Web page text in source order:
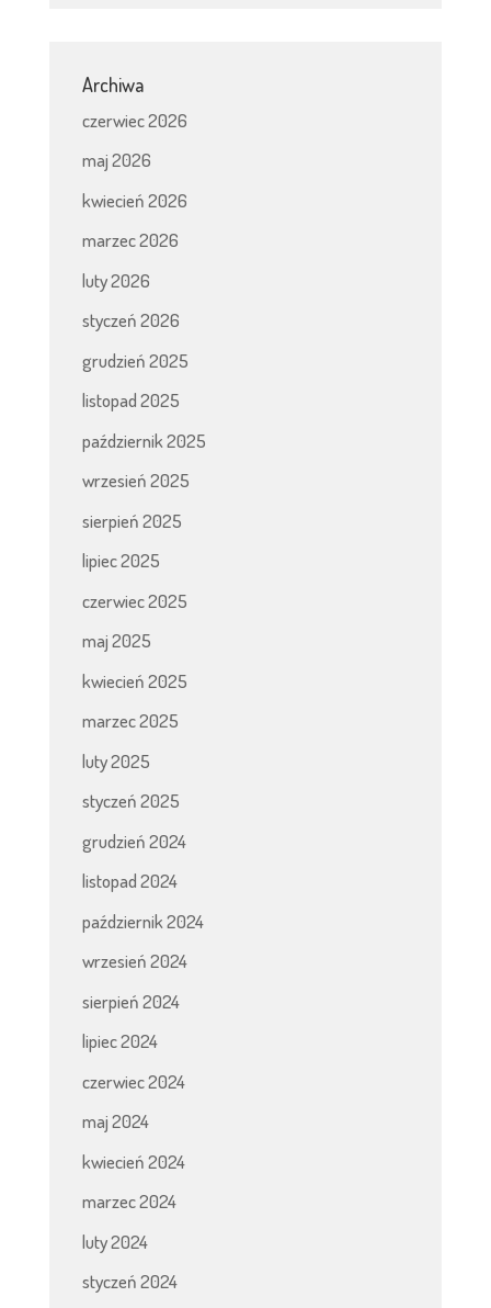
Archiwa
czerwiec 2026
maj 2026
kwiecień 2026
marzec 2026
luty 2026
styczeń 2026
grudzień 2025
listopad 2025
październik 2025
wrzesień 2025
sierpień 2025
lipiec 2025
czerwiec 2025
maj 2025
kwiecień 2025
marzec 2025
luty 2025
styczeń 2025
grudzień 2024
listopad 2024
październik 2024
wrzesień 2024
sierpień 2024
lipiec 2024
czerwiec 2024
maj 2024
kwiecień 2024
marzec 2024
luty 2024
styczeń 2024